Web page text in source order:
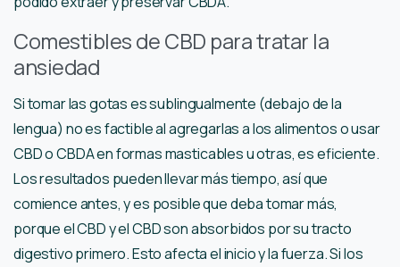
Comestibles de CBD para tratar la
ansiedad
Si tomar las gotas es sublingualmente (debajo de la
lengua) no es factible al agregarlas a los alimentos o usar
CBD o CBDA en formas masticables u otras, es eficiente.
Los resultados pueden llevar más tiempo, así que
comience antes, y es posible que deba tomar más,
porque el CBD y el CBD son absorbidos por su tracto
digestivo primero. Esto afecta el inicio y la fuerza. Si los